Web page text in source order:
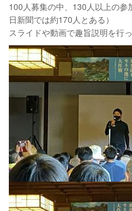
100人募集の中、130人以上の
日新聞では約170人とある）
スライドや動画で趣旨説明を行っ